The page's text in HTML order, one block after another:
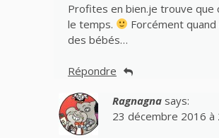
Profites en bien.je trouve que
le temps.
Forcément
des bébés…
Répondre
Ragnagna says:
23 décembre 2016 à